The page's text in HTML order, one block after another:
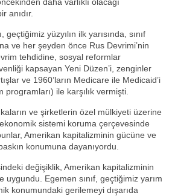
daha varlıklı olacağı
anıdır.
geçtiğimiz yüzyılın ilk yarısında, sınıf
ve her şeyden önce Rus Devrimi’nin
tehdidine, sosyal reformlar
kapsayan Yeni Düzen’i, zenginler
ve 1960’ların Medicare ile Medicaid’i
programları) ile karşılık vermişti.
ve şirketlerin özel mülkiyeti üzerine
sistemi koruma çerçevesinde
Amerikan kapitalizminin gücüne ve
konumuna dayanıyordu.
değişiklik, Amerikan kapitalizminin
uygundu. Egemen sınıf, geçtiğimiz yarım
konumundaki gerilemeyi dışarıda